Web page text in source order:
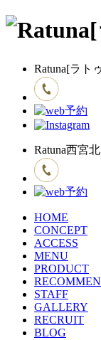
Ratuna[ラト
Ratuna西宮
HOME
CONCEPT
ACCESS
MENU
PRODUCT
STAFF
GALLERY
RECRUIT
BLOG